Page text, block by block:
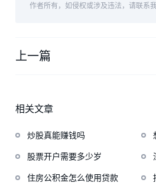
作者所有，如侵权或涉及违法，请联系
上一篇
相关文章
炒股真能赚钱吗
股票开户需要多少岁
住房公积金怎么使用贷款